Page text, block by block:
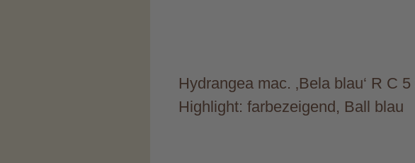
Hydrangea mac. ‚Bela blau‘ R C
Highlight: farbezeigend, Ball blau